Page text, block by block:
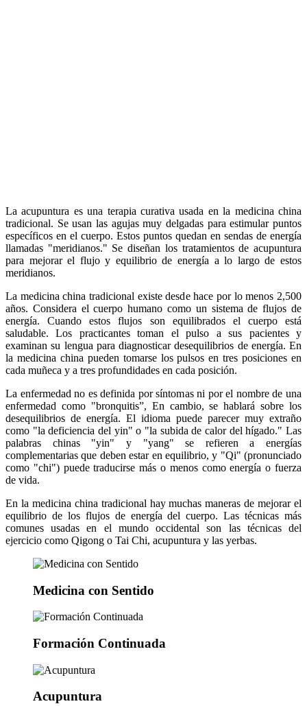
La acupuntura es una terapia curativa usada en la medicina china
tradicional. Se usan las agujas muy delgadas para estimular puntos
específicos en el cuerpo. Estos puntos quedan en sendas de energía
llamadas "meridianos." Se diseñan los tratamientos de acupuntura
para mejorar el flujo y equilibrio de energía a lo largo de estos
meridianos.
La medicina china tradicional existe desde hace por lo menos 2,500
años. Considera el cuerpo humano como un sistema de flujos de
energía. Cuando estos flujos son equilibrados el cuerpo está
saludable. Los practicantes toman el pulso a sus pacientes y
examinan su lengua para diagnosticar desequilibrios de energía. En
la medicina china pueden tomarse los pulsos en tres posiciones en
cada muñeca y a tres profundidades en cada posición.
La enfermedad no es definida por síntomas ni por el nombre de una
enfermedad como "bronquitis”, En cambio, se hablará sobre los
desequilibrios de energía. El idioma puede parecer muy extraño
como "la deficiencia del yin" o "la subida de calor del hígado." Las
palabras chinas "yin" y "yang" se refieren a energías
complementarias que deben estar en equilibrio, y "Qi" (pronunciado
como "chi") puede traducirse más o menos como energía o fuerza
de vida.
En la medicina china tradicional hay muchas maneras de mejorar el
equilibrio de los flujos de energía del cuerpo. Las técnicas más
comunes usadas en el mundo occidental son las técnicas del
ejercicio como Qigong o Tai Chi, acupuntura y las yerbas.
Medicina con Sentido
Formación Continuada
Acupuntura